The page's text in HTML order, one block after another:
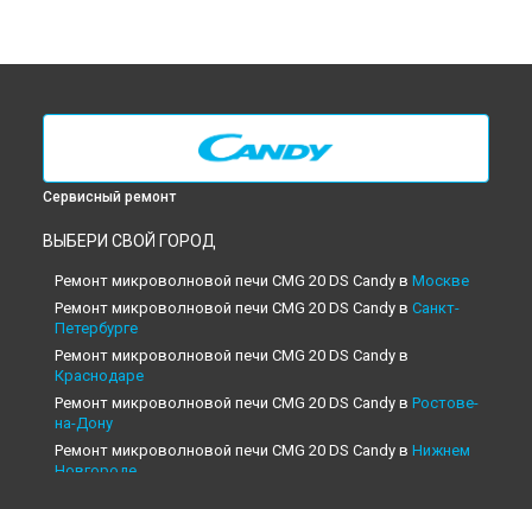
Сервисный ремонт
ВЫБЕРИ СВОЙ ГОРОД
Ремонт микроволновой печи CMG 20 DS Candy в Москве
Ремонт микроволновой печи CMG 20 DS Candy в Санкт-
Петербурге
Ремонт микроволновой печи CMG 20 DS Candy в
Краснодаре
Ремонт микроволновой печи CMG 20 DS Candy в Ростове-
на-Дону
Ремонт микроволновой печи CMG 20 DS Candy в Нижнем
Новгороде